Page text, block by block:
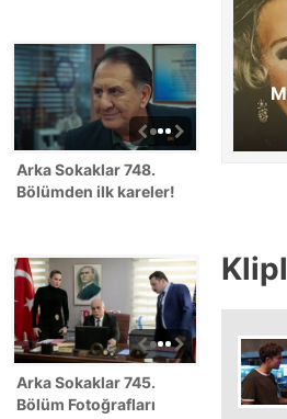
Arka Sokaklar 748.
Bölümden ilk kareler!
Arka Sokaklar 745.
Bölüm Fotoğrafları